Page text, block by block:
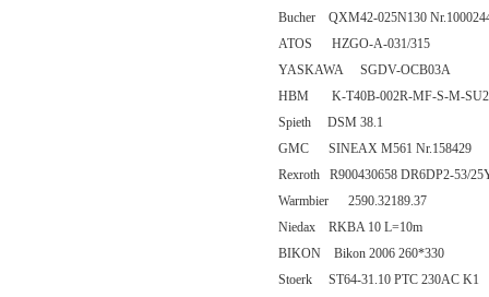
Bucher QXM42-025N130
ATOS HZGO-A-031/315
YASKAWA SGDV-OCB03A
HBM K-T40B-002R-MF-S-M-
Spieth DSM 38.1
GMC SINEAX M561 Nr.158429
Rexroth R900430658 DR6DP2-53/
Warmbier 2590.32189.37
Niedax RKBA 10 L=10m
BIKON Bikon 2006 260*330
Stoerk ST64-31.10 PTC 230AC K1